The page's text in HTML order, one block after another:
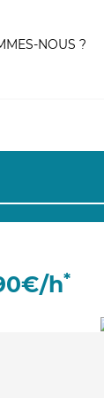
NOUS ?
h*